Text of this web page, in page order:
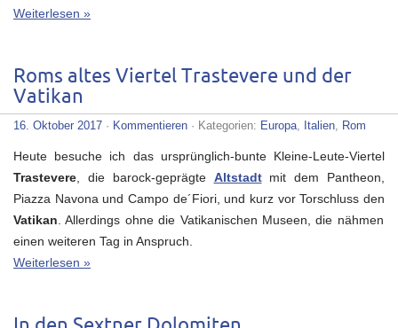
Weiterlesen »
Roms altes Viertel Trastevere und der
Vatikan
16. Oktober 2017 · Kommentieren · Kategorien: Europa, Italien, Rom
Heute besuche ich das ursprünglich-bunte Kleine-Leute-Viertel
Trastevere , die barock-geprägte Altstadtmit dem Pantheon,
Piazza Navona und Campo de´Fiori, und kurz vor Torschluss den
Vatikan . Allerdings ohne die Vatikanischen Museen, die nähmen
einen weiteren Tag in Anspruch.
Weiterlesen »